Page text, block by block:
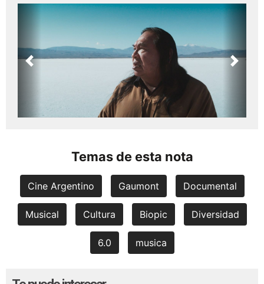
Previous Next
Temas de esta nota
Cine Argentino Gaumont Documental
Musical Cultura Biopic Diversidad
6.0 musica